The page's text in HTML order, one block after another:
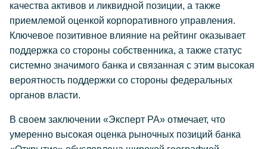
качества активов и ликвидной позиции, а также
приемлемой оценкой корпоративного управления.
Ключевое позитивное влияние на рейтинг оказывает
поддержка со стороны собственника, а также статус
системно значимого банка и связанная с этим высокая
вероятность поддержки со стороны федеральных
органов власти.
В своем заключении «Эксперт РА» отмечает, что
умеренно высокая оценка рыночных позиций банка